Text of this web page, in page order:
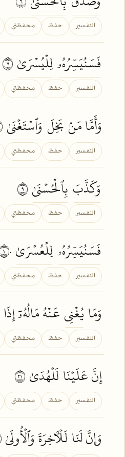
التفسير حفظ محفظتي
فَسَنُيَسِّرُهُۥلِلۡيُسۡرَىٰ
التفسير حفظ محفظتي
وَأَمَّا مَنۢ بَخِلَ وَٱسۡتَغۡنَىٰ
التفسير حفظ محفظتي
وَكَذَّبَ بِٱلۡحُسۡنَىٰ
التفسير حفظ محفظتي
فَسَنُيَسِّرُهُۥلِلۡعُسۡرَىٰ
التفسير حفظ محفظتي
وَمَا يُغۡنِيعَنۡهُ مَالُهُۥٓ إِذَا
التفسير حفظ محفظتي
إِنَّ عَلَيۡنَا لَلۡهُدَىٰ
التفسير حفظ محفظتي
وَإِنَّ لَنَا لَلۡأٓخِرَةَوَٱلۡأُولَىٰ ١٣